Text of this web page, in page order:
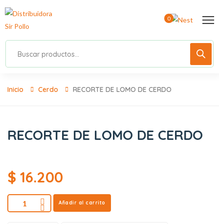
0
Inicio Cerdo RECORTE DE LOMO DE CERDO
RECORTE DE LOMO DE CERDO
$ 16.200
Añadir al carrito